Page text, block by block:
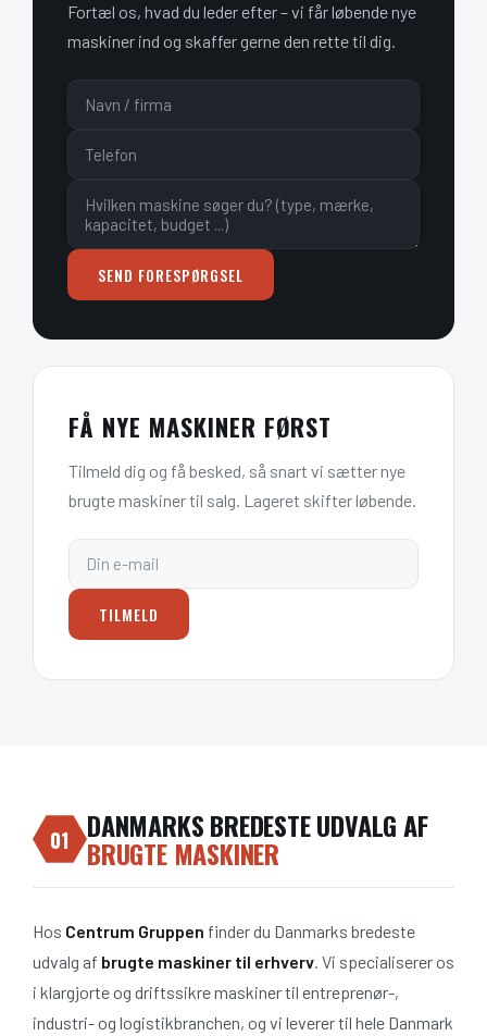
Fortæl os, hvad du leder efter – vi får løbende nye
maskiner ind og skaffer gerne den rette til dig.
SEND FORESPØRGSEL
FÅ NYE MASKINER FØRST
Tilmeld dig og få besked, så snart vi sætter nye
brugte maskiner til salg. Lageret skifter løbende.
TILMELD
01 DANMARKS BREDESTE UDVALG AF
BRUGTE MASKINER
Hos Centrum Gruppen finder du Danmarks bredeste
udvalg af brugte maskiner til erhverv. Vi specialiserer os
i klargjorte og driftssikre maskiner til entreprenør-,
industri- og logistikbranchen, og vi leverer til hele Danmark